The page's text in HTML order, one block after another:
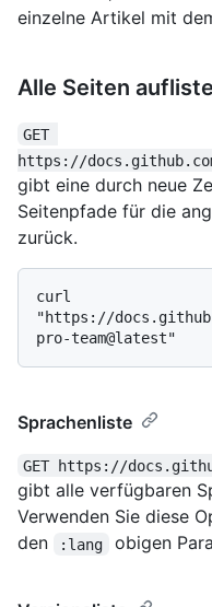
einzelne Artikel mit
Alle Seiten
GET
https://
gibt eine durch neue
Seitenpfade für die
zurück.
curl
"https://
Sprachenliste
GET https://
gibt alle verfügbaren
Verwenden Sie diese
den
:lang obigen